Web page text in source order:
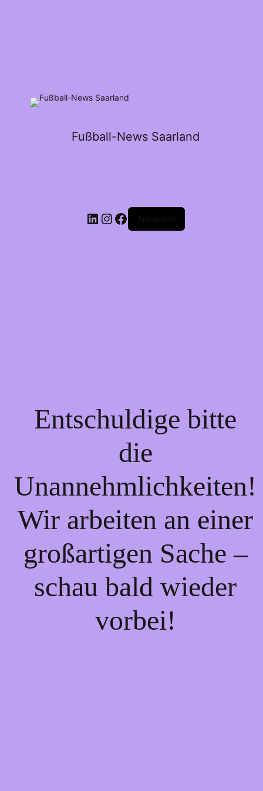
Fußball-News Saarland
Entschuldige bitte
die
Unannehmlichkeiten!
Wir arbeiten an einer
großartigen Sache –
schau bald wieder
vorbei!